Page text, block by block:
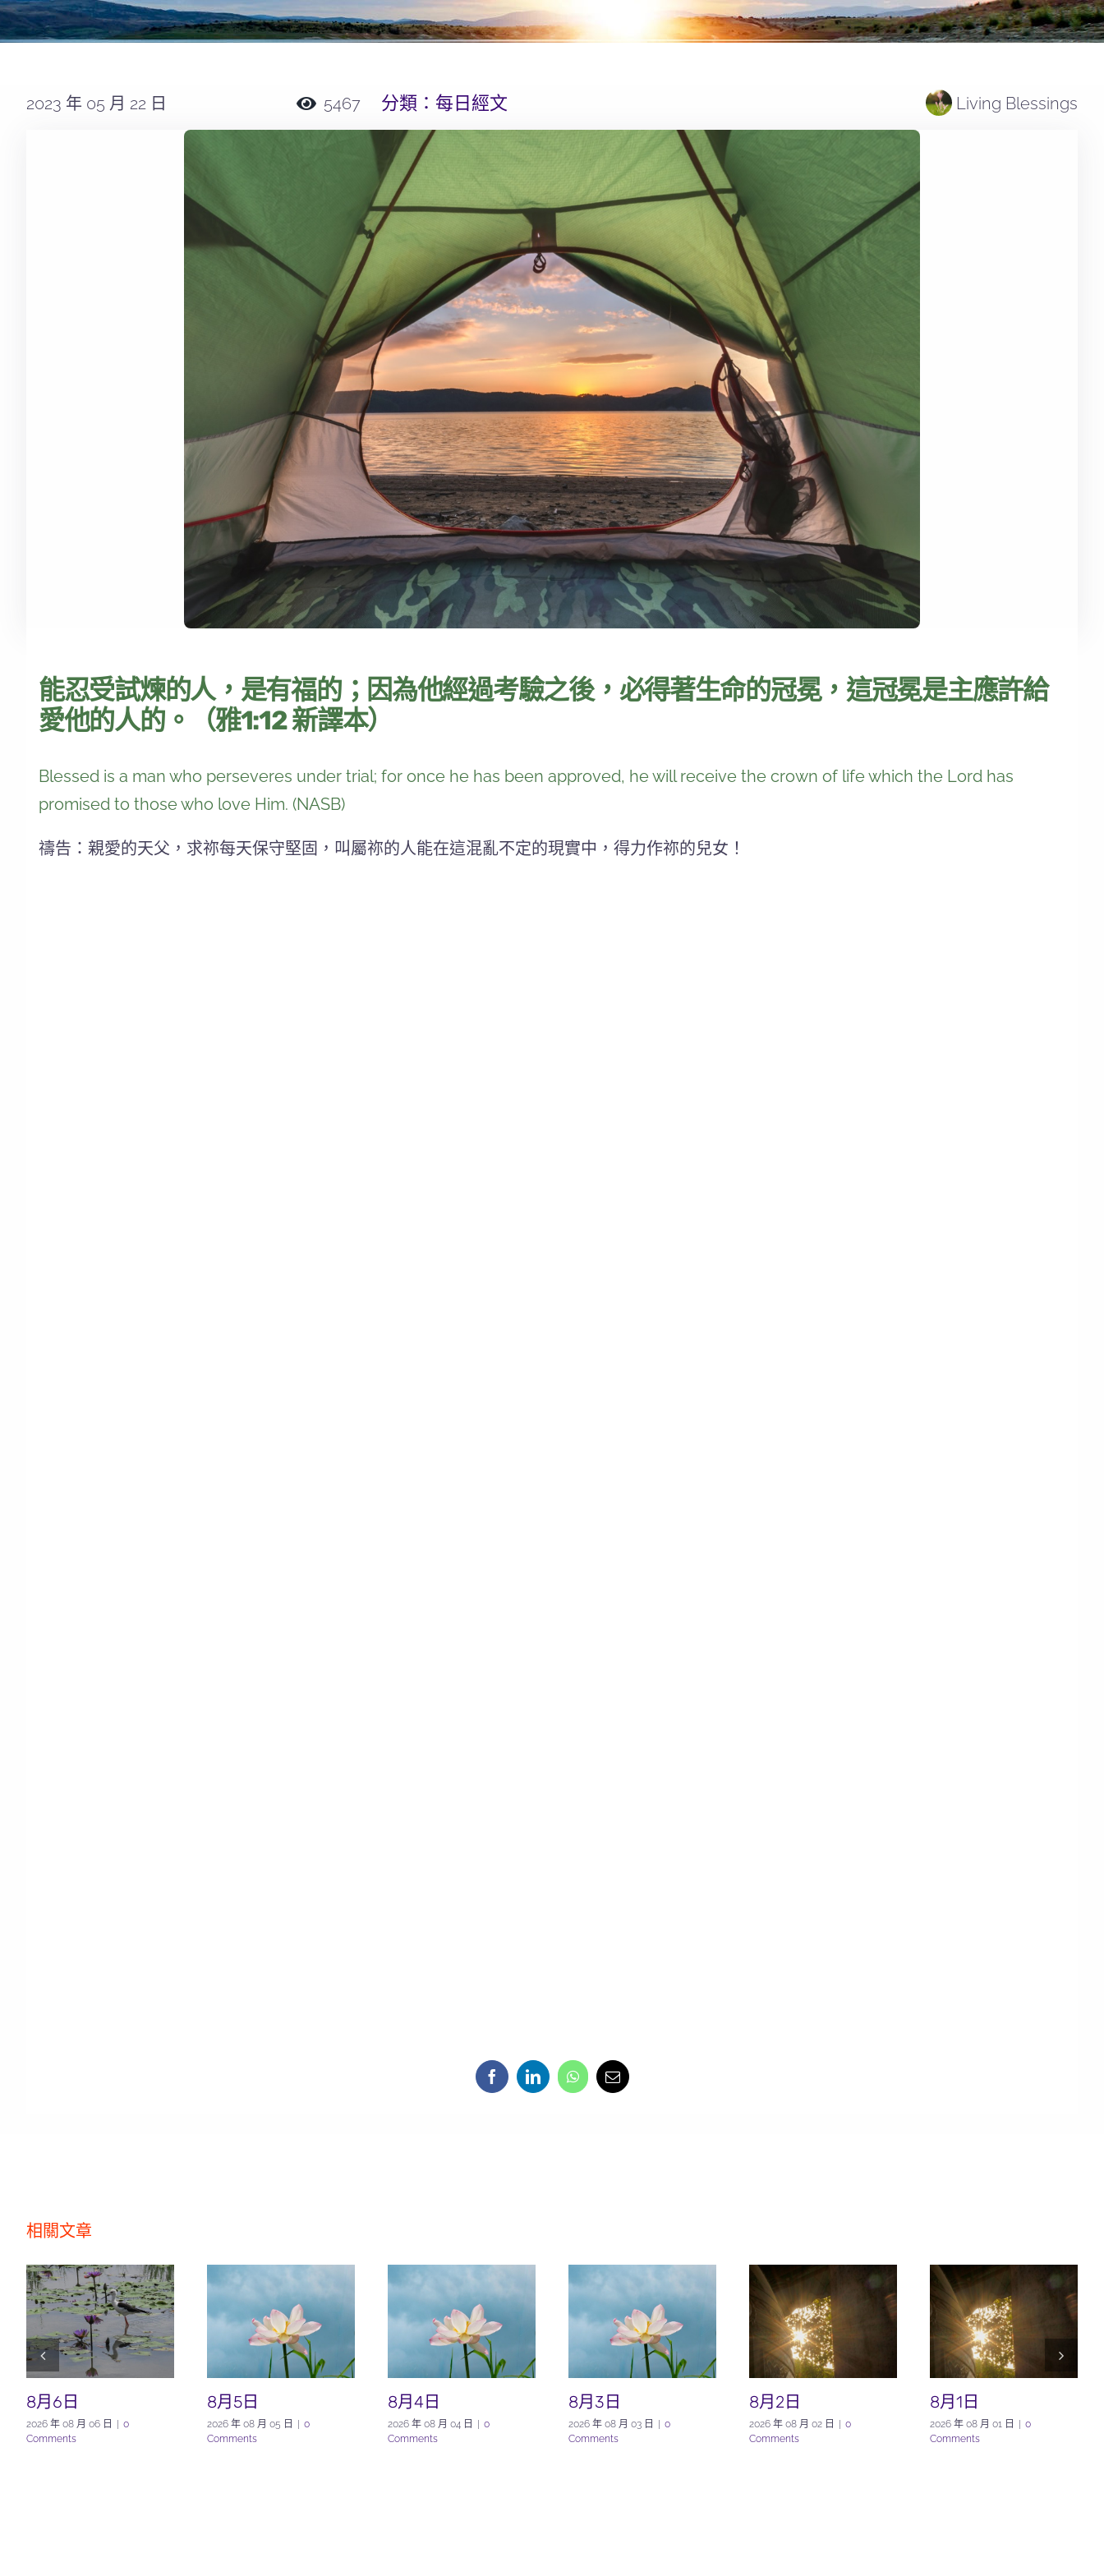
2023 年 05 月 22 日 5467 分類： 每日經文 Living Blessings
能忍受試煉的人，是有福的；因為他經過考驗之後，必得著生命的冠冕，這冠冕是主應許給
愛他的人的。（雅1:12 新譯本）
Blessed is a man who perseveres under trial; for once he has been approved, he will receive the crown of life which the Lord has
promised to those who love Him. (NASB)
禱告：親愛的天父，求祢每天保守堅固，叫屬祢的人能在這混亂不定的現實中，得力作祢的兒女！
相關文章
8月6日
2026 年 08 月 06 日 | 0
Comments
8月5日
2026 年 08 月 05 日 | 0
Comments
8月4日
2026 年 08 月 04 日 | 0
Comments
8月3日
2026 年 08 月 03 日 | 0
Comments
8月2日
2026 年 08 月 02 日 | 0
Comments
8月1日
2026 年 08 月 01 日 | 0
Comments